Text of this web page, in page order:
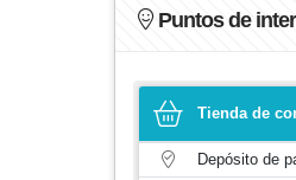
Puntos de
Tienda de
Depósito de